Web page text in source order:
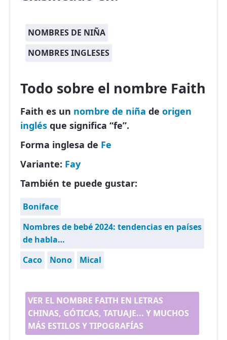
NOMBRES DE NIÑA
NOMBRES INGLESES
Todo sobre el nombre Faith
Faith es un nombre de niña de origen
inglés que significa “fe”.
Forma inglesa de Fe
Variante: Fay
También te puede gustar:
Boniface
Nombres de bebé 2024: tendencias en países
de habla…
Caco
Nono Mical
VER EL NOMBRE FAITH EN LETRAS
CHINAS, GÓTICAS, TATUAJE... Y MUCHOS
MÁS ESTILOS Y TIPOGRAFÍAS